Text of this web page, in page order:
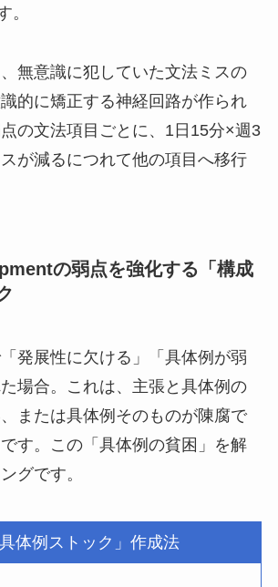
。
無意識に犯していた文法ミスの
的に矯正する神経回路が作られ
の文法項目ごとに、1日15分×週3
が減るにつれて他の項目へ移行
の弱点を強化する「構成
発展性に欠ける」「具体例が弱
場合。これは、主張と具体例の
または具体例そのものが陳腐で
す。この「具体例の貧困」を解
グです。
具体例ストック」作成法